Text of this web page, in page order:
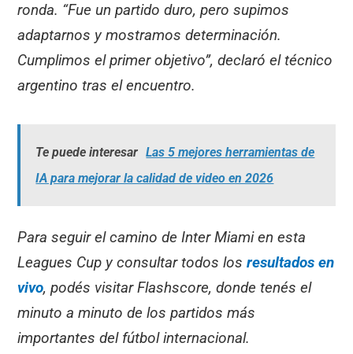
ronda. “Fue un partido duro, pero supimos
adaptarnos y mostramos determinación.
Cumplimos el primer objetivo”, declaró el técnico
argentino tras el encuentro.
Te puede interesar Las 5 mejores herramientas de
IA para mejorar la calidad de video en 2026
Para seguir el camino de Inter Miami en esta
Leagues Cup y consultar todos los resultados en
vivo, podés visitar Flashscore, donde tenés el
minuto a minuto de los partidos más
importantes del fútbol internacional.